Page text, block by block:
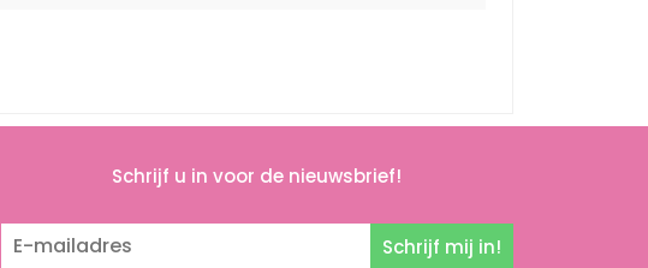
Schrijf u in voor de nieuwsbrief!
Schrijf mij in!